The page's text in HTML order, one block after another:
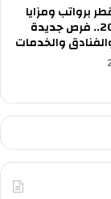
برواتب ومزايا
تنافسية 2026.. فرص جديدة
والخدمات